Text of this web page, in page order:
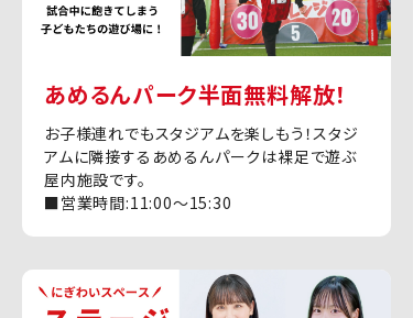
あめるんパーク半面無料解放！
お子様連れでもスタジアムを楽しもう！スタジ
アムに隣接するあめるんパークは裸足で遊ぶ
屋内施設です。
■営業時間:11:00〜15:30